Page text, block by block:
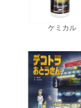
ケミカル